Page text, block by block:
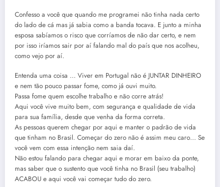
Confesso a você que quando me programei não tinha nada certo
do lado de cá mas já sabia como a banda tocava. E junto a minha
esposa sabíamos o risco que corríamos de não dar certo, e nem
por isso iríamos sair por aí falando mal do país que nos acolheu,
como vejo por aí.
Entenda uma coisa … Viver em Portugal não é JUNTAR DINHEIRO
e nem tão pouco passar fome, como já ouvi muito.
Passa fome quem escolhe trabalho e não corre atrás!
Aqui você vive muito bem, com segurança e qualidade de vida
para sua família, desde que venha da forma correta.
As pessoas querem chegar por aqui e manter o padrão de vida
que tinham no Brasil. Começar do zero não é assim meu caro… Se
você vem com essa intenção nem saia daí.
Não estou falando para chegar aqui e morar em baixo da ponte,
mas saber que o sustento que você tinha no Brasil (seu trabalho)
ACABOU e aqui você vai começar tudo do zero.